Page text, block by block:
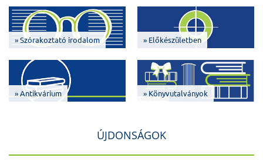
» Szórakoztató irodalom » Előkészületben
» Antikvárium » Könyvutalványok
ÚJDONSÁGOK